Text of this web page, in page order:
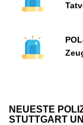
NEUESTE
STUTTGART